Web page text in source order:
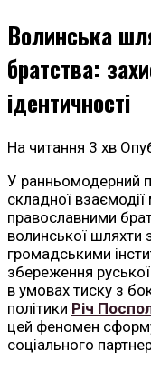
Волинська
братства:
ідентичності
На читання 3 хв
У ранньомодерний
складної
православними
волинської шляхти
громадськими
збереження руської
в умовах тиску з
політики Річ
цей феномен
соціального